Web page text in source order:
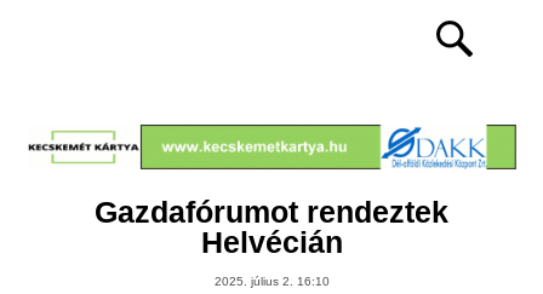
Gazdafórumot rendeztek
Helvécián
2025. július 2. 16:10